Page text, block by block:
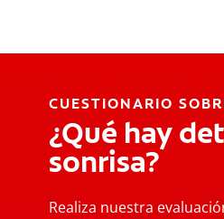
CUESTIONARIO
¿Qué hay
sonrisa?
Realiza nuestra